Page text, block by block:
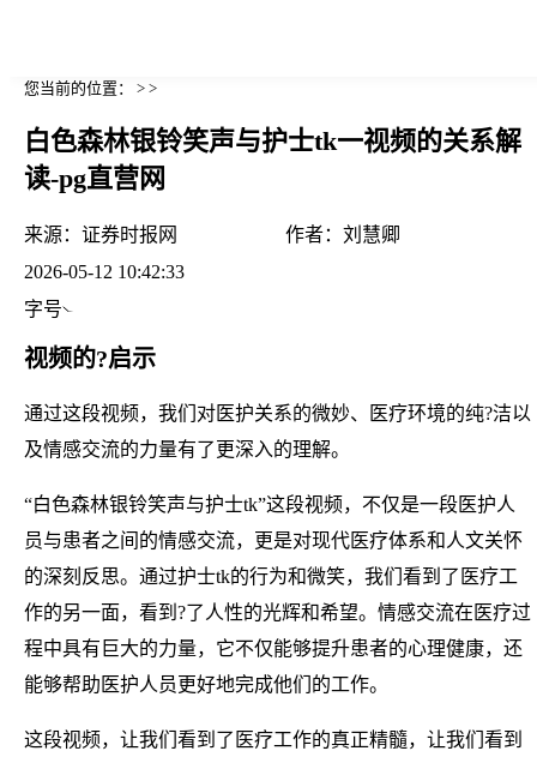
您当前的位置： > >
白色森林银铃笑声与护士tk一视频的关系解
读-pg直营网
来源： 证券时报网 作者： 刘慧卿
2026-05-12 10:42:33
字号
视频的?启示
通过这段视频，我们对医护关系的微妙、医疗环境的纯?洁以
及情感交流的力量有了更深入的理解。
“白色森林银铃笑声与护士tk”这段视频，不仅是一段医护人
员与患者之间的情感交流，更是对现代医疗体系和人文关怀
的深刻反思。通过护士tk的行为和微笑，我们看到了医疗工
作的另一面，看到?了人性的光辉和希望。情感交流在医疗过
程中具有巨大的力量，它不仅能够提升患者的心理健康，还
能够帮助医护人员更好地完成他们的工作。
这段视频，让我们看到了医疗工作的真正精髓，让我们看到